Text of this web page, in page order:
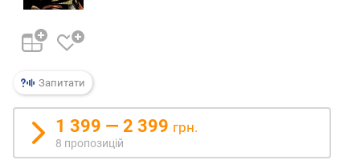
і
о
р
о
г
и
Запитати
1 399 — 2 399 грн.
8 пропозицій